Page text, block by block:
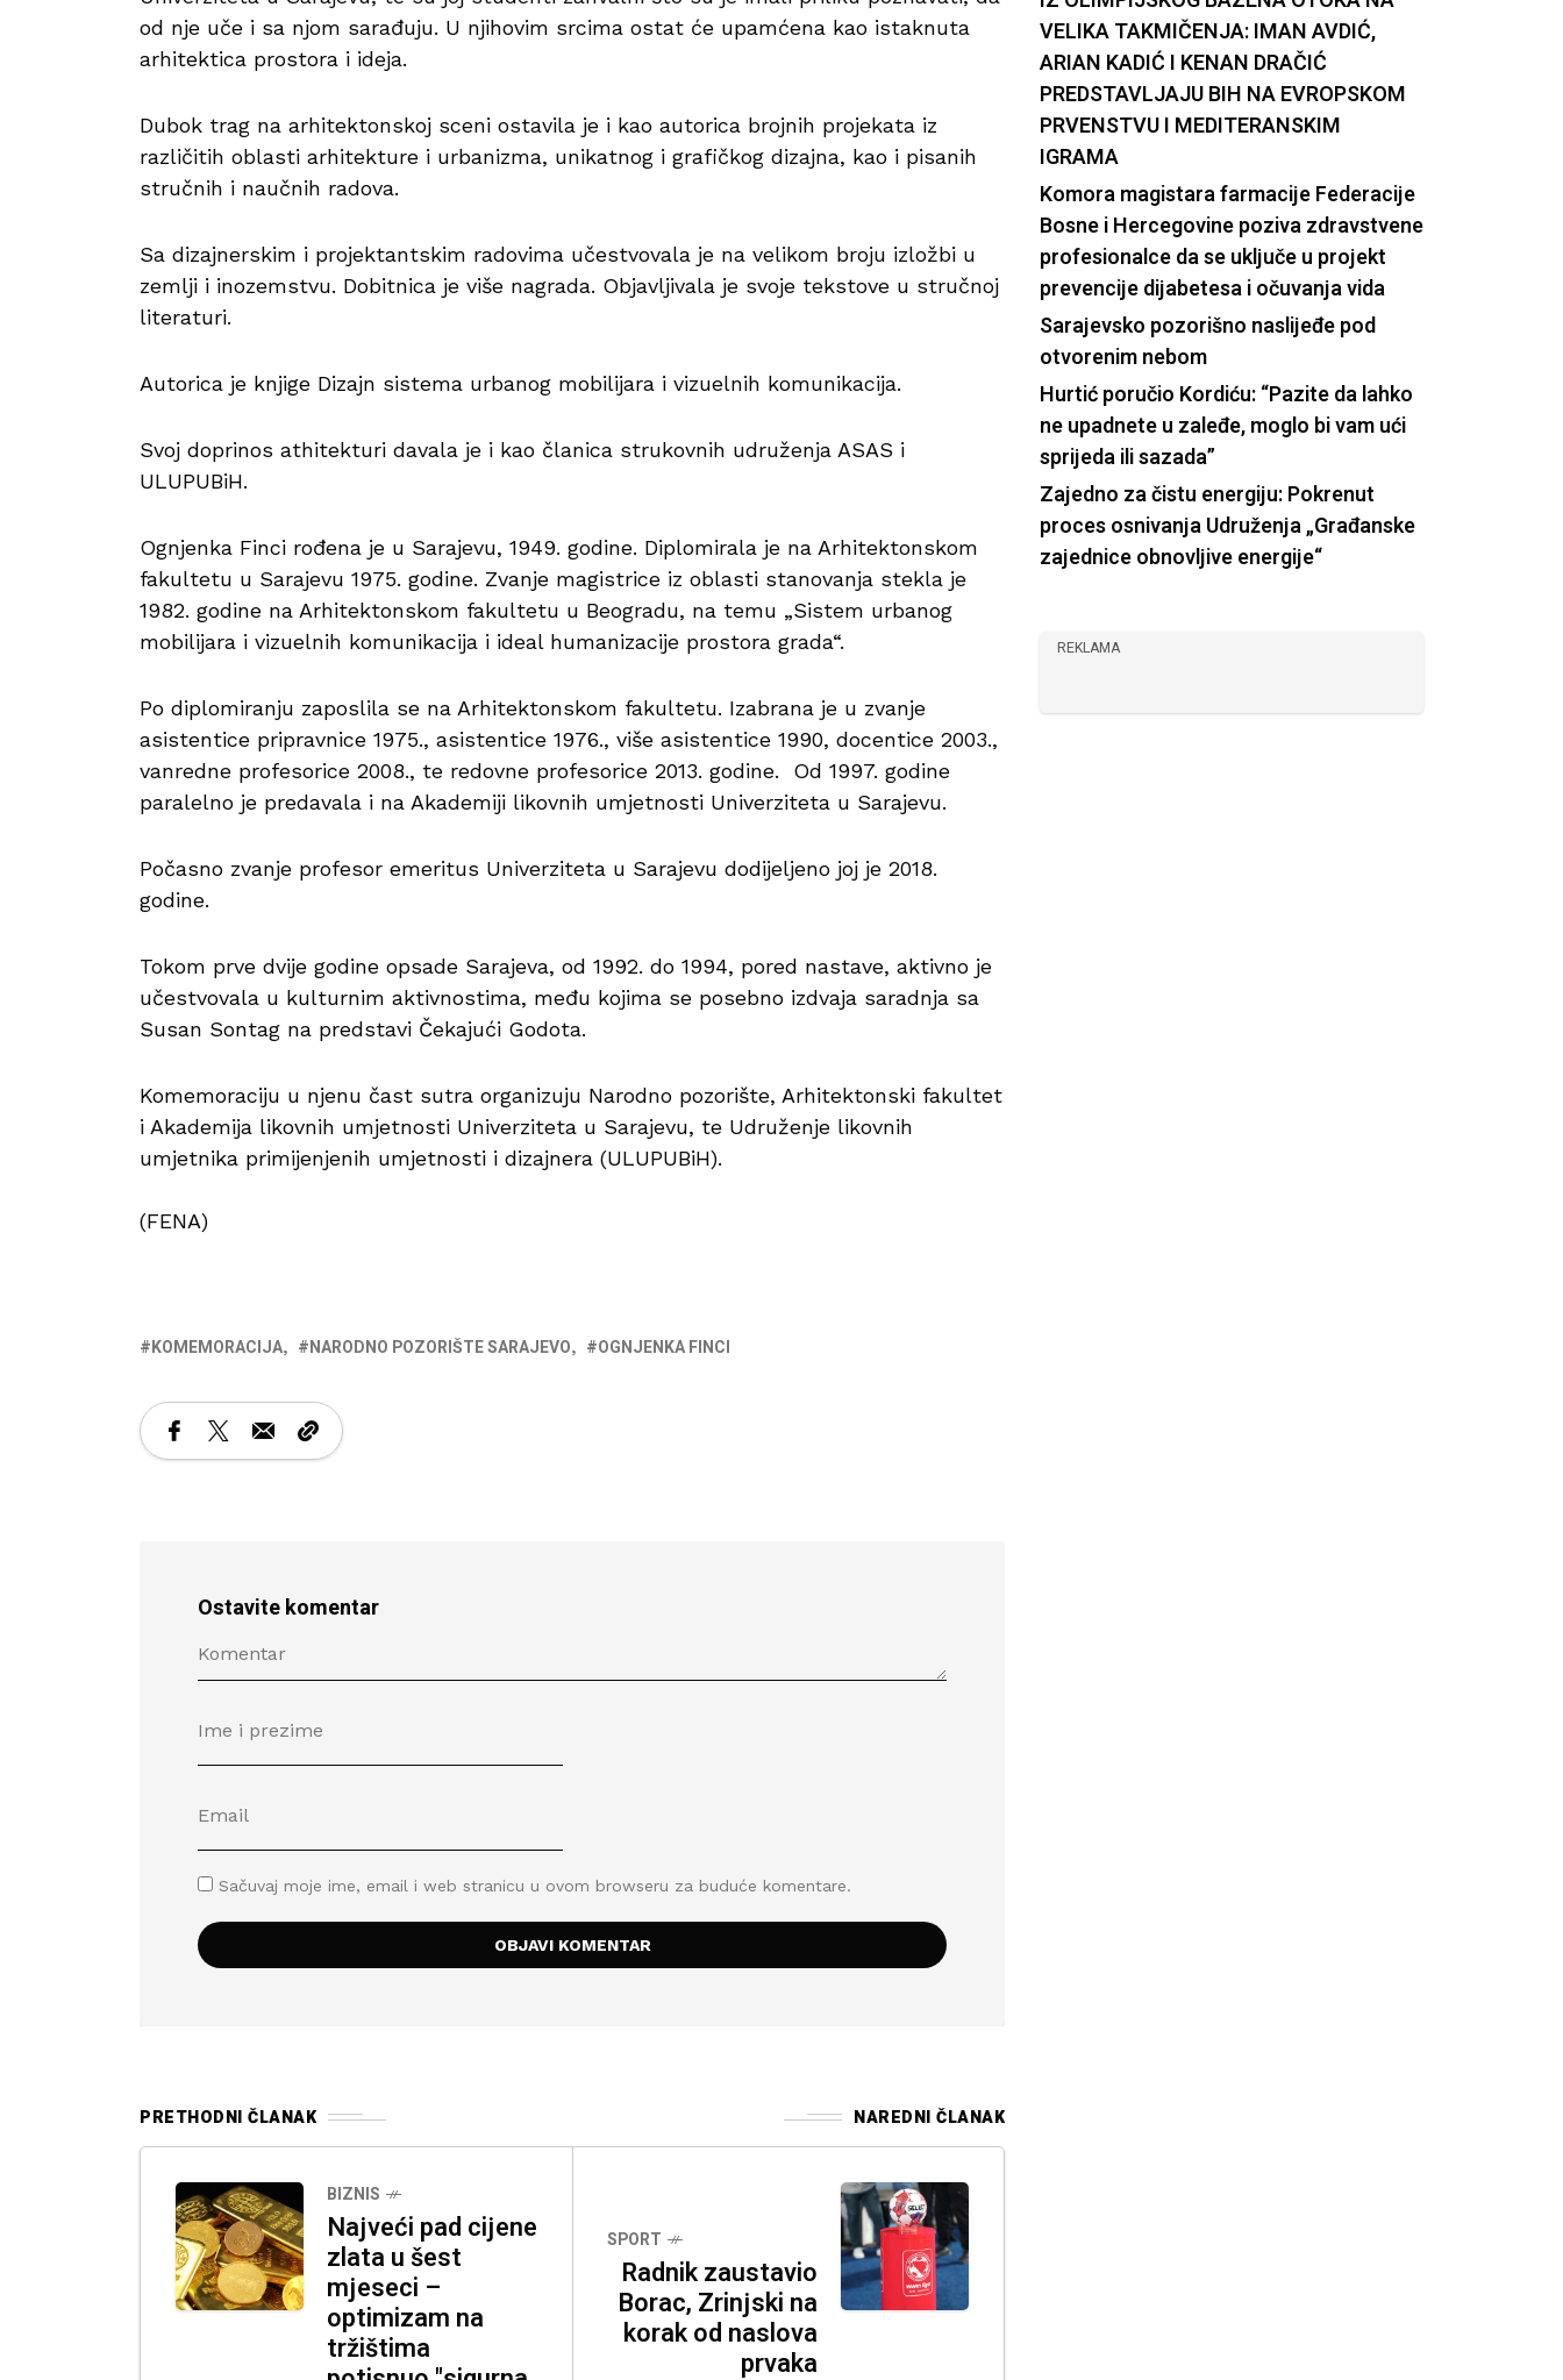
od nje uče i sa njom sarađuju. U njihovim srcima ostat će upamćena kao istaknuta
arhitektica prostora i ideja.
Dubok trag na arhitektonskoj sceni ostavila je i kao autorica brojnih projekata iz
različitih oblasti arhitekture i urbanizma, unikatnog i grafičkog dizajna, kao i pisanih
stručnih i naučnih radova.
Sa dizajnerskim i projektantskim radovima učestvovala je na velikom broju izložbi u
zemlji i inozemstvu. Dobitnica je više nagrada. Objavljivala je svoje tekstove u stručnoj
literaturi.
Autorica je knjige Dizajn sistema urbanog mobilijara i vizuelnih komunikacija.
Svoj doprinos athitekturi davala je i kao članica strukovnih udruženja ASAS i
ULUPUBiH.
Ognjenka Finci rođena je u Sarajevu, 1949. godine. Diplomirala je na Arhitektonskom
fakultetu u Sarajevu 1975. godine. Zvanje magistrice iz oblasti stanovanja stekla je
1982. godine na Arhitektonskom fakultetu u Beogradu, na temu „Sistem urbanog
mobilijara i vizuelnih komunikacija i ideal humanizacije prostora grada“.
Po diplomiranju zaposlila se na Arhitektonskom fakultetu. Izabrana je u zvanje
asistentice pripravnice 1975., asistentice 1976., više asistentice 1990, docentice 2003.,
vanredne profesorice 2008., te redovne profesorice 2013. godine. Od 1997. godine
paralelno je predavala i na Akademiji likovnih umjetnosti Univerziteta u Sarajevu.
Počasno zvanje profesor emeritus Univerziteta u Sarajevu dodijeljeno joj je 2018.
godine.
Tokom prve dvije godine opsade Sarajeva, od 1992. do 1994, pored nastave, aktivno je
učestvovala u kulturnim aktivnostima, među kojima se posebno izdvaja saradnja sa
Susan Sontag na predstavi Čekajući Godota.
Komemoraciju u njenu čast sutra organizuju Narodno pozorište, Arhitektonski fakultet
i Akademija likovnih umjetnosti Univerziteta u Sarajevu, te Udruženje likovnih
umjetnika primijenjenih umjetnosti i dizajnera (ULUPUBiH).
(FENA)
KOMEMORACIJA NARODNO POZORIŠTE SARAJEVO OGNJENKA FINCI
Ostavite komentar
Sačuvaj moje ime, email i web stranicu u ovom browseru za buduće komentare.
PRETHODNI ČLANAK NAREDNI ČLANAK
BIZNIS
Najveći pad cijene
zlata u šest
mjeseci –
optimizam na
tržištima
SPORT
Radnik zaustavio
Borac, Zrinjski na
korak od naslova
prvaka
VELIKA TAKMIČENJA: IMAN AVDIĆ,
ARIAN KADIĆ I KENAN DRAČIĆ
PREDSTAVLJAJU BIH NA EVROPSKOM
PRVENSTVU I MEDITERANSKIM
IGRAMA
Komora magistara farmacije Federacije
Bosne i Hercegovine poziva zdravstvene
profesionalce da se uključe u projekt
prevencije dijabetesa i očuvanja vida
Sarajevsko pozorišno naslijeđe pod
otvorenim nebom
Hurtić poručio Kordiću: “Pazite da lahko
ne upadnete u zaleđe, moglo bi vam ući
sprijeda ili sazada”
Zajedno za čistu energiju: Pokrenut
proces osnivanja Udruženja „Građanske
zajednice obnovljive energije“
REKLAMA